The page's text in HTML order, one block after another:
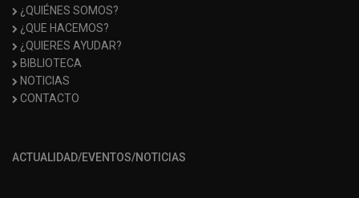
¿QUIÉNES SOMOS?
¿QUE HACEMOS?
¿QUIERES AYUDAR?
BIBLIOTECA
NOTICIAS
CONTACTO
ACTUALIDAD/EVENTOS/NOTICIAS